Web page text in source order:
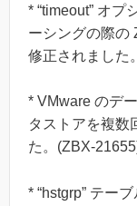
* “timeout” オプ
ーシングの際の
修正されました
* VMware のデ
タストアを複数
た。(ZBX-
* “hstgrp” テー